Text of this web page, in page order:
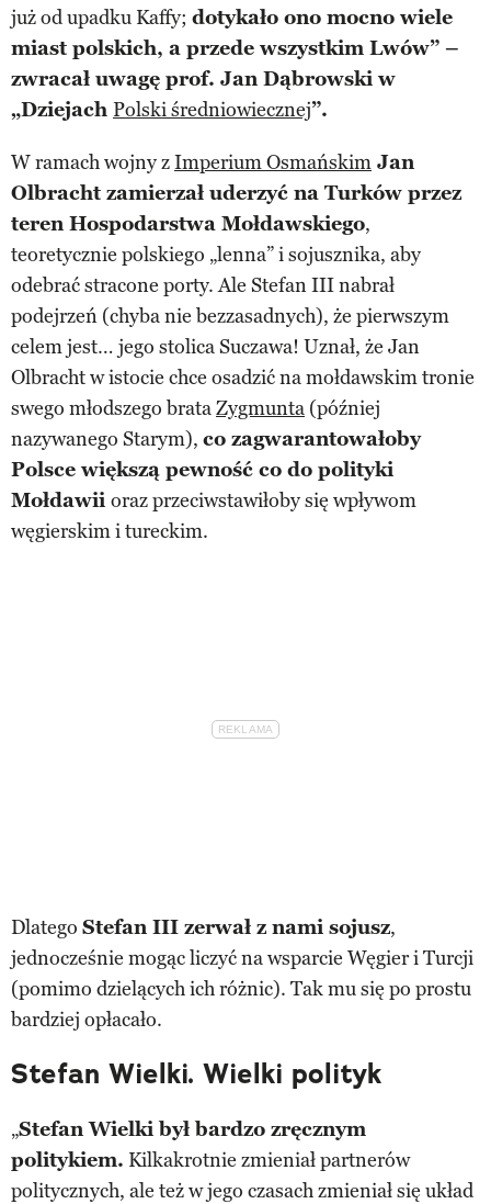
już od upadku Kaffy; dotykało ono mocno wiele
miast polskich, a przede wszystkim Lwów” –
zwracał uwagę prof. Jan Dąbrowski w
„Dziejach Polski średniowiecznej”.
W ramach wojny zImperium Osmańskim Jan
Olbracht zamierzał uderzyć na Turków przez
teren Hospodarstwa Mołdawskiego,
teoretycznie polskiego „lenna” i sojusznika, aby
odebrać stracone porty. Ale Stefan III nabrał
podejrzeń (chyba nie bezzasadnych), że pierwszym
celem jest… jego stolica Suczawa! Uznał, że Jan
Olbracht w istocie chce osadzić na mołdawskim tronie
swego młodszego brataZygmunta (później
nazywanego Starym), co zagwarantowałoby
Polsce większą pewność co do polityki
Mołdawii oraz przeciwstawiłoby się wpływom
węgierskim i tureckim.
Dlatego Stefan III zerwał z nami sojusz,
jednocześnie mogąc liczyć na wsparcie Węgier i Turcji
(pomimo dzielących ich różnic). Tak mu się po prostu
bardziej opłacało.
Stefan Wielki. Wielki polityk
„Stefan Wielki był bardzo zręcznym
politykiem. Kilkakrotnie zmieniał partnerów
politycznych, ale też w jego czasach zmieniał się układ